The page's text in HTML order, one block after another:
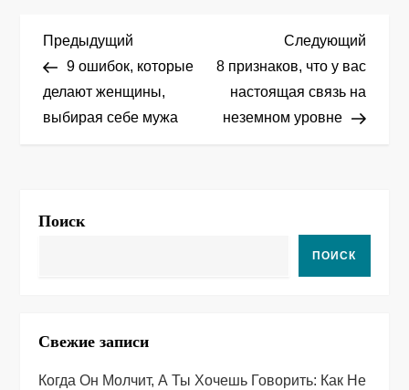
Н
а
в
г
и
я
Предыдущая
запись
Предыдущий
9 ошибок, которые
делают женщины,
выбирая себе мужа
Следующий
8 признаков, что у вас
настоящая связь на
неземном уровне
Поиск
ПОИСК
Свежие записи
Когда Он Молчит, А Ты Хочешь Говорить: Как Не